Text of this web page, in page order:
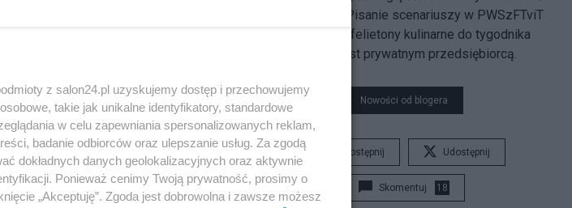
w Katowicach, Pisanie scenariuszy w PWSzFTviT
w Łodzi. Pisze felietony kulinarne do tygodnika
"Nowe Info". Jest prywatnym przedsiębiorcą.
Nowości od blogera
Udostępnij Udostępnij
Skomentuj 18
z salon24.pl uzyskujemy dostęp i przechowujemy
takie jak unikalne identyfikatory, standardowe
w celu zapewniania spersonalizowanych reklam,
badanie odbiorców oraz ulepszanie usług. Za zgodą
dokładnych danych geolokalizacyjnych oraz aktywnie
Ponieważ cenimy Twoją prywatność, prosimy o
„Akceptuję”. Zgoda jest dobrowolna i zawsze możesz